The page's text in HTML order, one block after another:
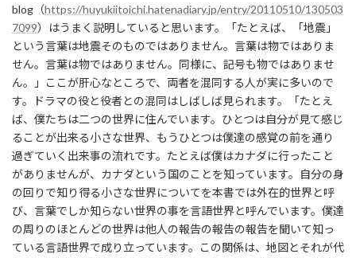
blog（https://huyukiitoichi.hatenadiary.jp/entry/20110510/130503
7099）はうまく説明していると思います。「たとえば、「地震」
という言葉は地震そのものではありません。言葉は物ではありま
せん。言葉は物ではありません。同様に、記号も物ではありませ
ん。」ここが肝心なところで、両者を混同する人が実に多いので
す。ドラマの役と役者との混同はしばしば見られます。「たとえ
ば、僕たちは二つの世界に住んでいます。ひとつは自分が見て感じ
ることが出来る小さな世界、もうひとつは僕達の感覚の前を通り
過ぎていく出来事の流れです。たとえば僕はカナダに行ったこと
がありませんが、カナダという国のことを知っています。自分の身
の回りで知り得る小さな世界についてを本書では外在的世界と呼
び、言葉でしか知らない世界の事を言語世界と呼んでいます。僕達
の周りのほとんどの世界は他人の報告の報告の報告を聞いて知っ
ている言語世界で成り立っています。この関係は、地図とそれが代